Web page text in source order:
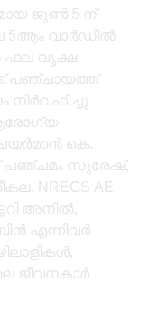
ജുൺ 5 ന്
5ആം വാർഡിൽ
ഫല വൃക്ഷ
പഞ്ചായത്ത്
കെ.
പഞ്ചമം സുരേഷ്,
NREGS AE
അനിൽ,
എന്നിവർ
ജീവനകാർ